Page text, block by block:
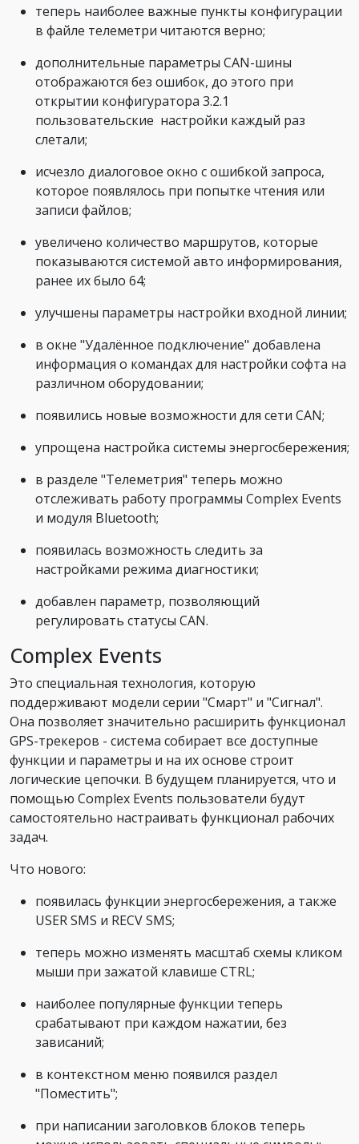
теперь наиболее важные пункты конфигурации
в файле телеметри читаются верно;
дополнительные параметры CAN-шины
отображаются без ошибок, до этого при
открытии конфигуратора 3.2.1
пользовательские настройки каждый раз
слетали;
исчезло диалоговое окно с ошибкой запроса,
которое появлялось при попытке чтения или
записи файлов;
увеличено количество маршрутов, которые
показываются системой авто информирования,
ранее их было 64;
улучшены параметры настройки входной линии;
в окне "Удалённое подключение" добавлена
информация о командах для настройки софта на
различном оборудовании;
появились новые возможности для сети CAN;
упрощена настройка системы энергосбережения;
в разделе "Телеметрия" теперь можно
отслеживать работу программы Complex Events
и модуля Bluetooth;
появилась возможность следить за
настройками режима диагностики;
добавлен параметр, позволяющий
регулировать статусы CAN.
Complex Events
Это специальная технология, которую
поддерживают модели серии "Смарт" и "Сигнал".
Она позволяет значительно расширить функционал
GPS-трекеров - система собирает все доступные
функции и параметры и на их основе строит
логические цепочки. В будущем планируется, что и
помощью Complex Events пользователи будут
самостоятельно настраивать функционал рабочих
задач.
Что нового:
появилась функции энергосбережения, а также
USER SMS и RECV SMS;
теперь можно изменять масштаб схемы кликом
мыши при зажатой клавише CTRL;
наиболее популярные функции теперь
срабатывают при каждом нажатии, без
зависаний;
в контекстном меню появился раздел
"Поместить";
при написании заголовков блоков теперь